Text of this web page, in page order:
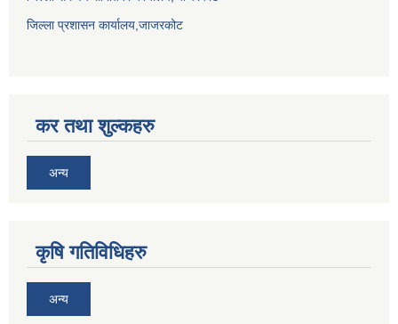
जिल्ला प्रशासन कार्यालय,जाजरकोट
कर तथा शुल्कहरु
अन्य
कृषि गतिविधिहरु
अन्य